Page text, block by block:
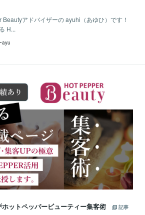
アドバイザーの ayuhi（あゆひ）です！
H...
ayu
ホットペッパービューティー集客術
記事